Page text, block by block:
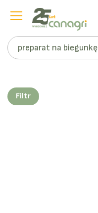
Szukaj
Filtr